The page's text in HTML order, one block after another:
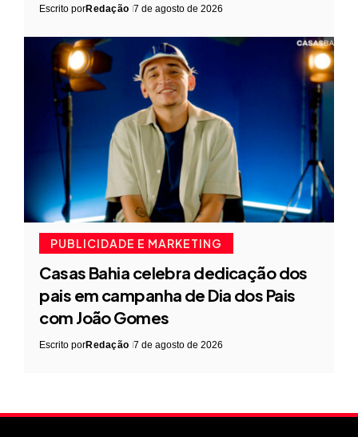
Escrito porRedação 7 de agosto de 2026
PUBLICIDADE E MARKETING
Casas Bahia celebra dedicação dos
pais em campanha de Dia dos Pais
com João Gomes
Escrito porRedação 7 de agosto de 2026